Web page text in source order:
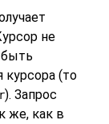
не
курсора (то
). Запрос
же, как в